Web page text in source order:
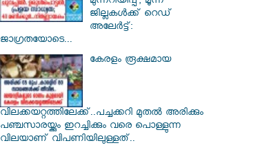
ജില്ലകൾക്ക് റെഡ്
അലേർട്ട്:
ജാഗ്രതയോടെ...
കേരളം രൂക്ഷമായ
വിലക്കയറ്റത്തിലേക്ക്..പച്ചക്കറി മുതൽ അരിക്കും
പഞ്ചസാരയ്ക്കും ഇറച്ചിക്കും വരെ പൊള്ളുന്ന
വിലയാണ് വിപണിയിലുള്ളത്..